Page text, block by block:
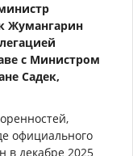
Жумангарин
с Министром
Садек,
официального
в декабре 2025